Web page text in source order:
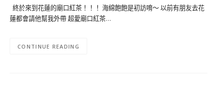
終於來到花蓮的廟口紅茶！！！ 海綿飽飽是初訪唷～ 以前有朋友去花
蓮都會請他幫我外帶 超愛廟口紅茶…
CONTINUE READING